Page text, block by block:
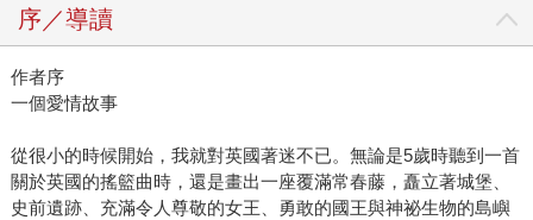
序／導讀
作者序
一個愛情故事
從很小的時候開始，我就對英國著迷不已。無論是5歲時聽到一首
關於英國的搖籃曲時，還是畫出一座覆滿常春藤，矗立著城堡、
史前遺跡、充滿令人尊敬的女王、勇敢的國王與神祕生物的島嶼